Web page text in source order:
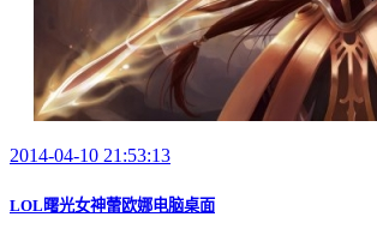
2014-04-10 21:53:13
LOL曙光女神蕾欧娜电脑桌面